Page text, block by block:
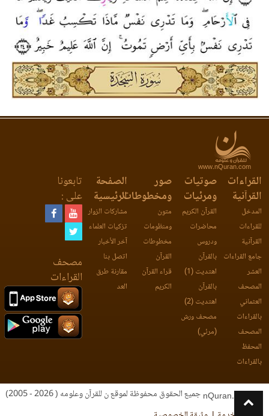
www.nQuran.com
القراءات
القرآنية
المدخل
للقراءات
القرآنية
جامع القراءات
العشر
المصحف
العثماني
بالقراءات
المصحف
المحفظ
بالقراءات
صوتيات
ومرئيات
القرآن الكريم
محاضرات
ودروس
بالقرآن
اهتديت (1)
بالقرآن
اهتديت (2)
مصحف ورش
(مرئي)
صور
ومخطوطات
متون
ومنظومات
مخطوطات
القرآن
قراء القرآن
الكريم
الصفحة
الرئيسية
مشاركات الزوار
تزكيات العلماء
آخر الأخبار
اتصل بنا
مقارنة طرق
العد
تابعونا
على :
مصحف
القراءات
جميع الحقوق محفوظة لموقع ن للقرآن وعلومه ( 2026 - 2005)